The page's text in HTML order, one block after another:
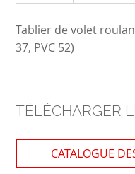
Tablier de volet
37, PVC 52)
TÉLÉCHARGER
CATALOGUE